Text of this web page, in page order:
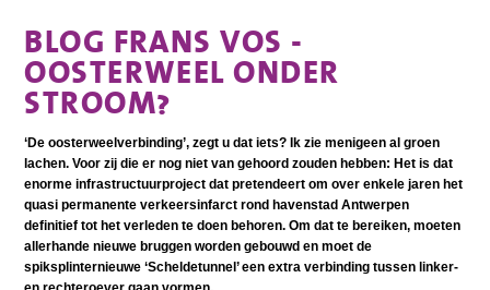
BLOG FRANS VOS -
OOSTERWEEL ONDER
STROOM?
‘De oosterweelverbinding’, zegt u dat iets? Ik zie menigeen al groen
lachen. Voor zij die er nog niet van gehoord zouden hebben: Het is dat
enorme infrastructuurproject dat pretendeert om over enkele jaren het
quasi permanente verkeersinfarct rond havenstad Antwerpen
definitief tot het verleden te doen behoren. Om dat te bereiken, moeten
allerhande nieuwe bruggen worden gebouwd en moet de
spiksplinternieuwe ‘Scheldetunnel’ een extra verbinding tussen linker-